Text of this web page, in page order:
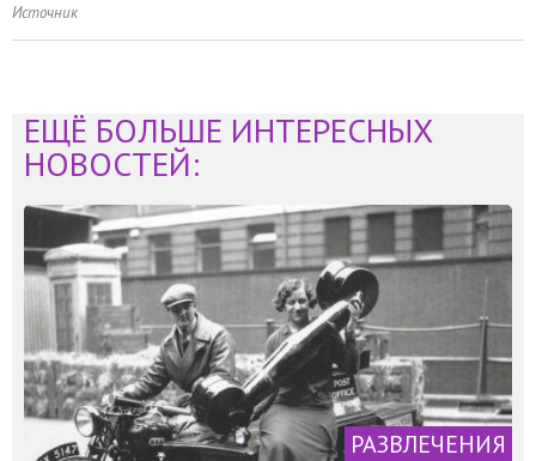
Источник
ЕЩЁ БОЛЬШЕ ИНТЕРЕСНЫХ
НОВОСТЕЙ:
РАЗВЛЕЧЕНИЯ